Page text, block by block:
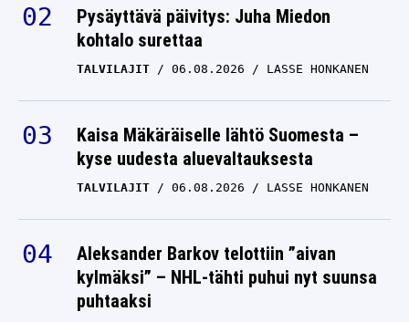
taalaa
AMERIKKALAINEN JALKAPALLO
14.06.2024
ANTTI METSÄLÄ
Megatähdelle
megasopimus – Travis
Kelce jatkaa loistamista
ja ärsyttämistä Kansas
30.04.2024
ANTTI METSÄLÄ
Pysäyttävä päivitys: Juha Miedon
kohtalo surettaa
TALVILAJIT 06.08.2026 LASSE HONKANEN
Kaisa Mäkäräiselle lähtö Suomesta –
kyse uudesta aluevaltauksesta
TALVILAJIT 06.08.2026 LASSE HONKANEN
Aleksander Barkov telottiin ”aivan
kylmäksi” – NHL-tähti puhui nyt suunsa
puhtaaksi